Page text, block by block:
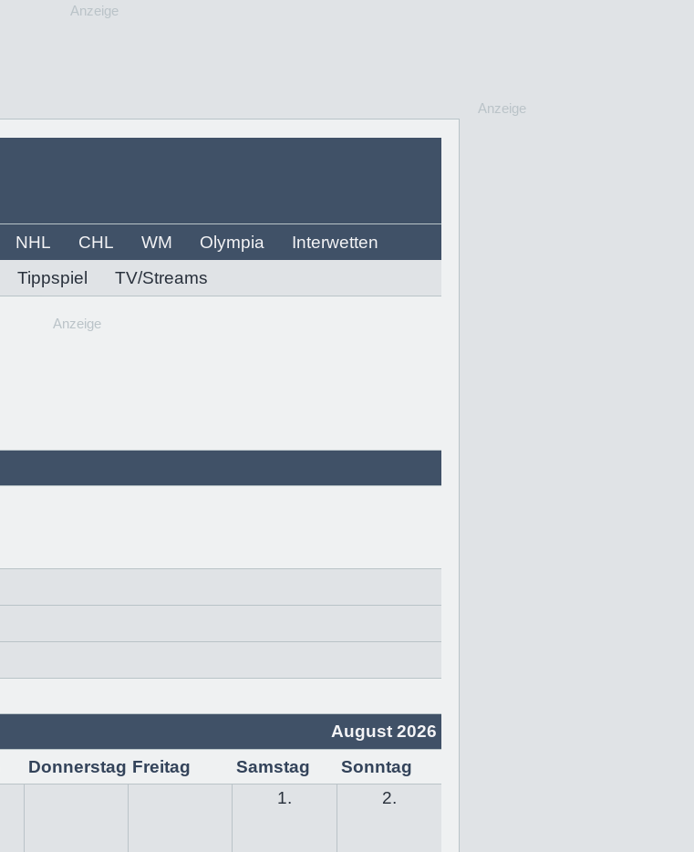
Anzeige
NHL CHL WM Olympia
Interwetten
Tippspiel TV/Streams
Anzeige
Anzeige
August 2026
Donnerstag Freitag Samstag
Sonntag
1.
2.